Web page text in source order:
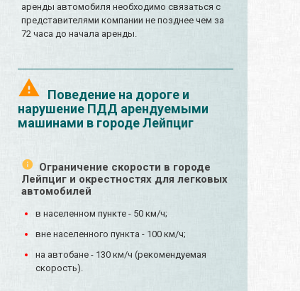
аренды автомобиля необходимо связаться с
представителями компании не позднее чем за
72 часа до начала аренды.
Поведение на дороге и
нарушение ПДД арендуемыми
машинами в городе Лейпциг
Ограничение скорости в городе
Лейпциг и окрестностях для легковых
автомобилей
в населенном пункте - 50 км/ч;
вне населенного пункта - 100 км/ч;
на автобане - 130 км/ч (рекомендуемая
скорость).